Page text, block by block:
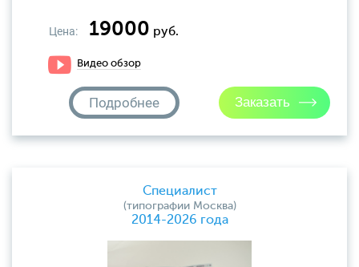
Цена: 19000 руб.
Видео обзор
Подробнее
Специалист
(типографии Москва)
2014-2026 года